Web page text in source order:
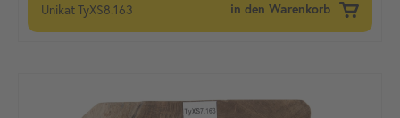
UnikatTyXS8.163 in den Warenkorb